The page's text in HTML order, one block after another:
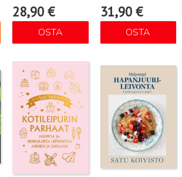
28,90€
OSTA
31,90 €
OSTA
Lue lisää Lue lisää